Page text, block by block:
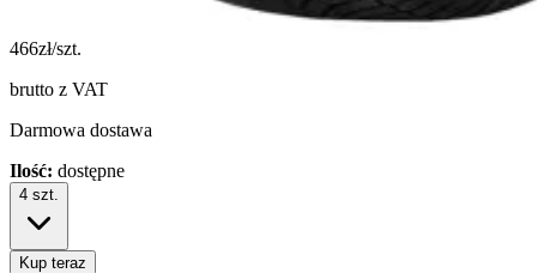
466zł/szt.
brutto z VAT
Darmowa dostawa
Ilość: dostępne
4 szt.
Kup teraz